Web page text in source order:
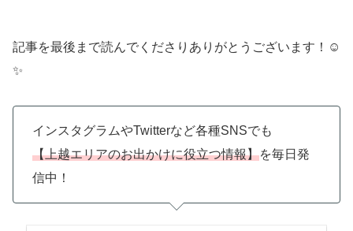
記事を最後まで読んでくださりありがとうございます！☺️
✨️
インスタグラムやTwitterなど各種SNSでも
【上越エリアのお出かけに役立つ情報】を毎日発
信中！